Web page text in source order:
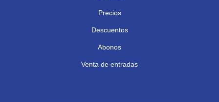
Precios
Descuentos
Abonos
Venta de entradas